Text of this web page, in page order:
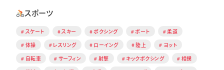
スポーツ
スケート スキー ボクシング ボート
柔道
体操
レスリング ローイング 陸上
ヨット
自転車
サーフィン 射撃 キックボクシング
相撲